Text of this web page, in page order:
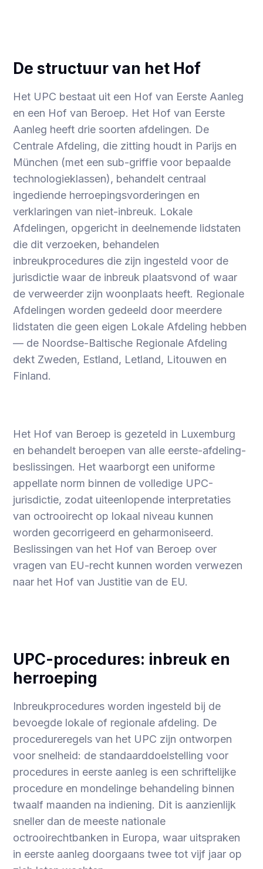
De structuur van het Hof
Het UPC bestaat uit een Hof van Eerste Aanleg
en een Hof van Beroep. Het Hof van Eerste
Aanleg heeft drie soorten afdelingen. De
Centrale Afdeling, die zitting houdt in Parijs en
München (met een sub-griffie voor bepaalde
technologieklassen), behandelt centraal
ingediende herroepingsvorderingen en
verklaringen van niet-inbreuk. Lokale
Afdelingen, opgericht in deelnemende lidstaten
die dit verzoeken, behandelen
inbreukprocedures die zijn ingesteld voor de
jurisdictie waar de inbreuk plaatsvond of waar
de verweerder zijn woonplaats heeft. Regionale
Afdelingen worden gedeeld door meerdere
lidstaten die geen eigen Lokale Afdeling hebben
— de Noordse-Baltische Regionale Afdeling
dekt Zweden, Estland, Letland, Litouwen en
Finland.
Het Hof van Beroep is gezeteld in Luxemburg
en behandelt beroepen van alle eerste-afdeling-
beslissingen. Het waarborgt een uniforme
appellate norm binnen de volledige UPC-
jurisdictie, zodat uiteenlopende interpretaties
van octrooirecht op lokaal niveau kunnen
worden gecorrigeerd en geharmoniseerd.
Beslissingen van het Hof van Beroep over
vragen van EU-recht kunnen worden verwezen
naar het Hof van Justitie van de EU.
UPC-procedures: inbreuk en
herroeping
Inbreukprocedures worden ingesteld bij de
bevoegde lokale of regionale afdeling. De
procedureregels van het UPC zijn ontworpen
voor snelheid: de standaarddoelstelling voor
procedures in eerste aanleg is een schriftelijke
procedure en mondelinge behandeling binnen
twaalf maanden na indiening. Dit is aanzienlijk
sneller dan de meeste nationale
octrooirechtbanken in Europa, waar uitspraken
in eerste aanleg doorgaans twee tot vijf jaar op